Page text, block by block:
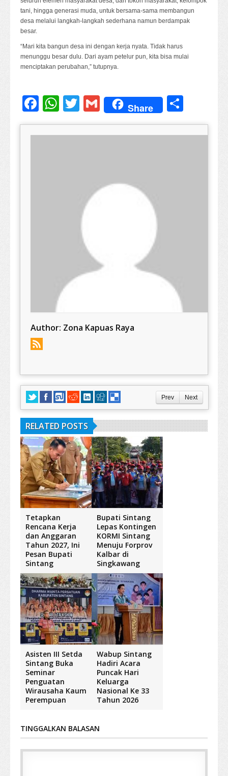
tani, hingga generasi muda, untuk bersama-sama membangun
desa melalui langkah-langkah sederhana namun berdampak
besar.
“Mari kita bangun desa ini dengan kerja nyata. Tidak harus
menunggu besar dulu. Dari ayam petelur pun, kita bisa mulai
menciptakan perubahan,” tutupnya.
Facebook
WhatsApp
TwitterGmail
Share
Author: Zona Kapuas Raya
Prev Next
RELATED POSTS
Tetapkan
Rencana Kerja
dan Anggaran
Tahun 2027, Ini
Pesan Bupati
Sintang
Bupati Sintang
Lepas Kontingen
KORMI Sintang
Menuju Forprov
Kalbar di
Singkawang
Asisten III Setda
Sintang Buka
Seminar
Penguatan
Wirausaha Kaum
Perempuan
Wabup Sintang
Hadiri Acara
Puncak Hari
Keluarga
Nasional Ke 33
Tahun 2026
TINGGALKAN BALASAN